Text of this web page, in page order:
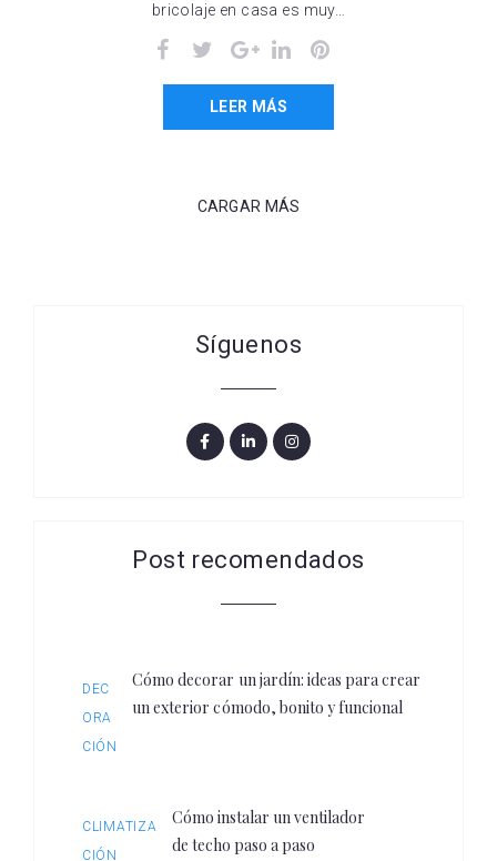
bricolaje en casa es muy…
FacebookTwitter Google+ LinkedIn
LEER MÁS
CARGAR MÁS
Síguenos
Post recomendados
DEC
ORA
CIÓN
Cómo decorar un jardín: ideas para crear
un exterior cómodo, bonito y funcional
CLIMATIZA
CIÓN
Cómo instalar un ventilador
de techo paso a paso